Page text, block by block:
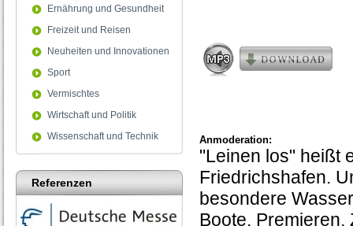
Ernährung und Gesundheit
Freizeit und Reisen
Neuheiten und Innovationen
Sport
Vermischtes
Wirtschaft und Politik
Wissenschaft und Technik
Referenzen
Anmoderation:
"Leinen los" heißt
Friedrichshafen.
besondere
Boote,